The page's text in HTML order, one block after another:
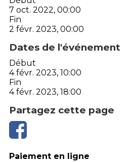
7 oct. 2022, 00:00
Fin
2 févr. 2023, 00:00
Dates de l'événement
Début
4 févr. 2023, 10:00
Fin
4 févr. 2023, 18:00
Partagez cette page
Paiement en ligne